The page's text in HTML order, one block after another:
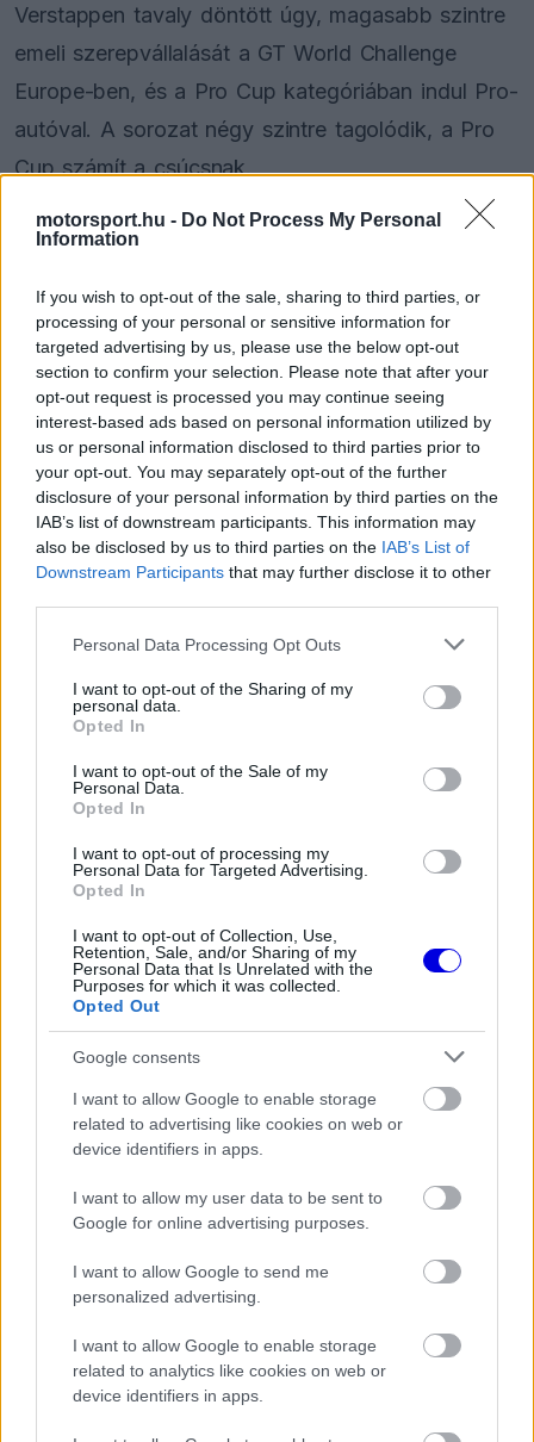
motorsport.hu - Do Not Process My Personal
Information
If you wish to opt-out of the sale, sharing to third parties, or
processing of your personal or sensitive information for
targeted advertising by us, please use the below opt-out
section to confirm your selection. Please note that after your
opt-out request is processed you may continue seeing
interest-based ads based on personal information utilized by
us or personal information disclosed to third parties prior to
your opt-out. You may separately opt-out of the further
disclosure of your personal information by third parties on the
IAB’s list of downstream participants. This information may
also be disclosed by us to third parties on the IAB’s List of
Downstream Participants that may further disclose it to other
Please note that this website/app uses one or more Google
not limited to your visit or usage behaviour. You may click to
grant or deny consent to Google and its third-party tags to
use your data for below specified purposes in below Google
consent section.
Personal Data Processing Opt Outs
I want to opt-out of the Sharing of my
personal data.
Opted In
I want to opt-out of the Sale of my
Personal Data.
Opted In
I want to opt-out of processing my
Personal Data for Targeted Advertising.
Opted In
I want to opt-out of Collection, Use,
Retention, Sale, and/or Sharing of my
Personal Data that Is Unrelated with the
Purposes for which it was collected.
Opted Out
Google consents
I want to allow Google to enable storage
related to advertising like cookies on web or
device identifiers in apps.
I want to allow my user data to be sent to
Google for online advertising purposes.
I want to allow Google to send me
personalized advertising.
I want to allow Google to enable storage
related to analytics like cookies on web or
device identifiers in apps.
Verstappen tavaly döntött úgy, magasabb szintre
emeli szerepvállalását a GT World Challenge
Europe-ben, és a Pro Cup kategóriában indul Pro-
autóval. A sorozat négy szintre tagolódik, a Pro
Cup számít a csúcsnak.
EZEKET IS AJÁNLJUK
FORMA-1
Nagy bejelentést tett George
Russell a nyári szünetben
FORMA-1
Súlyos hiányosságra derült fény a
McLaren győztes autójánál
FORMA-1
nem maradhatott a korábbi
A Verstappen Racing korábban a Ferrari és az
Aston Martin partnere volt a Sprint Cupban és az
Endurance Cupban, végül azonban a Mercedes-
AMG mellett tette le a voksát.
Sagemüller szerint már a Nürburgring 24 órás
versenyén is látszott, mennyire gyorsan
alkalmazkodik az új közeghez. „Nagyszerű volt
látni, milyen hamar beilleszkedett az egész
rendszerbe és struktúrába, hiszen teljesen más
működésről van szó. Ez egy másik sport, sok
ahogy kezelte a helyzetet” – idézte fel a
ért célba a 24 óráson, ami érthetően csalódás volt
a csapat számára. A folyamat egészét mégis
pozitívan értékelték.